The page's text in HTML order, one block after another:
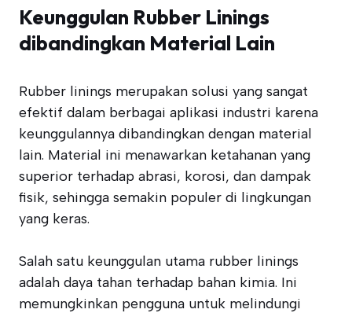
Keunggulan Rubber Linings
dibandingkan Material Lain
Rubber linings merupakan solusi yang sangat
efektif dalam berbagai aplikasi industri karena
keunggulannya dibandingkan dengan material
lain. Material ini menawarkan ketahanan yang
superior terhadap abrasi, korosi, dan dampak
fisik, sehingga semakin populer di lingkungan
yang keras.
Salah satu keunggulan utama rubber linings
adalah daya tahan terhadap bahan kimia. Ini
memungkinkan pengguna untuk melindungi